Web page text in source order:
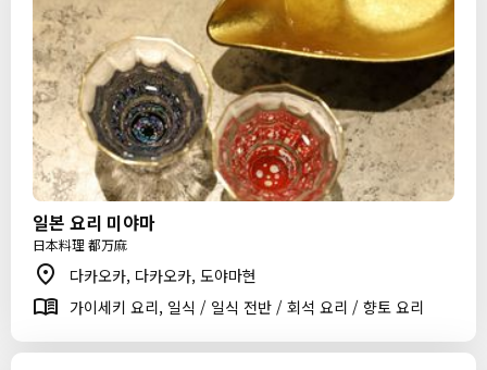
일본 요리 미야마
日本料理 都万麻
다카오카, 다카오카, 도야마현
가이세키 요리, 일식 / 일식 전반 / 회석 요리 / 향토 요리